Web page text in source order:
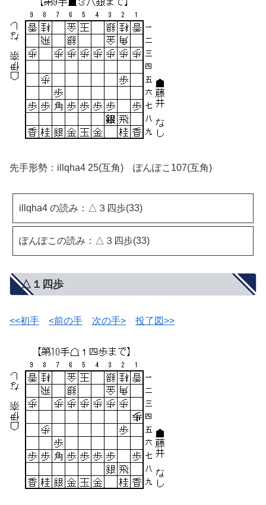
先手形勢：illqha4 25(互角) ぽんぽこ107(互角)
illqha4 の読み：△３四歩(33)
ぽんぽこの読み：△３四歩(33)
△１四歩
<<初手 <前の手 次の手> 投了図>>